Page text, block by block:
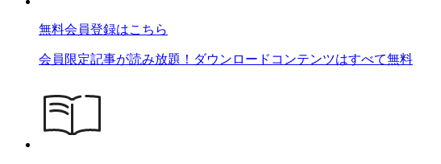
無料会員登録はこちら
会員限定記事が読み放題！ダウンロードコンテンツはすべて無料